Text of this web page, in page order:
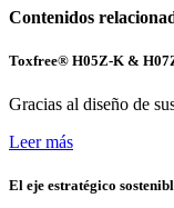
Contenidos
Toxfree® H05Z-K &
Gracias al diseño de
Leer más
El eje estratégico